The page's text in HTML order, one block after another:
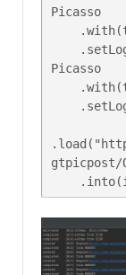
Picasso
Picasso
gtpicpost/